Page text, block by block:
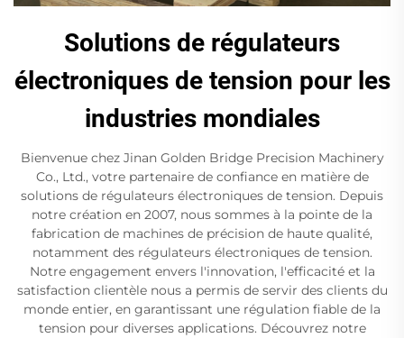
Solutions de régulateurs
électroniques de tension pour les
industries mondiales
Bienvenue chez Jinan Golden Bridge Precision Machinery
Co., Ltd., votre partenaire de confiance en matière de
solutions de régulateurs électroniques de tension. Depuis
notre création en 2007, nous sommes à la pointe de la
fabrication de machines de précision de haute qualité,
notamment des régulateurs électroniques de tension.
Notre engagement envers l'innovation, l'efficacité et la
satisfaction clientèle nous a permis de servir des clients du
monde entier, en garantissant une régulation fiable de la
tension pour diverses applications. Découvrez notre